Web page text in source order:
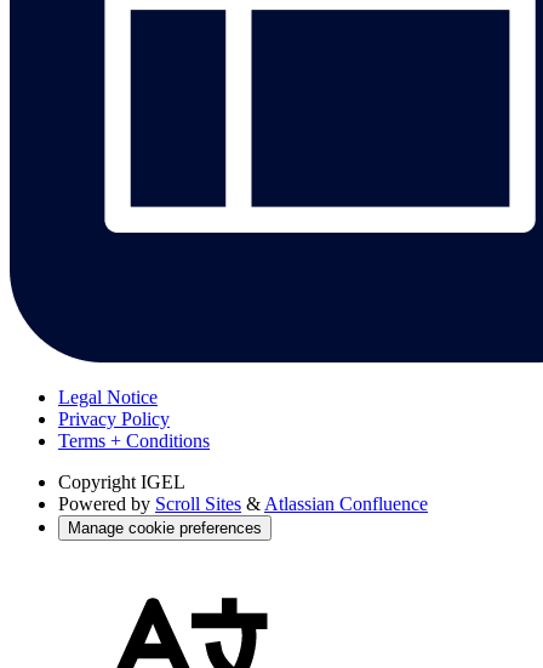
Legal Notice
Privacy Policy
Terms + Conditions
Copyright IGEL
Powered by Scroll Sites & Atlassian Confluence
Manage cookie preferences